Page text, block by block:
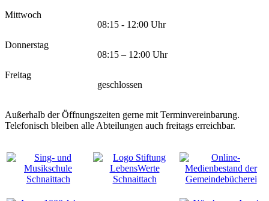
Mittwoch
08:15 - 12:00 Uhr
Donnerstag
08:15 – 12:00 Uhr
Freitag
geschlossen
Außerhalb der Öffnungszeiten gerne mit Terminvereinbarung.
Telefonisch bleiben alle Abteilungen auch freitags erreichbar.